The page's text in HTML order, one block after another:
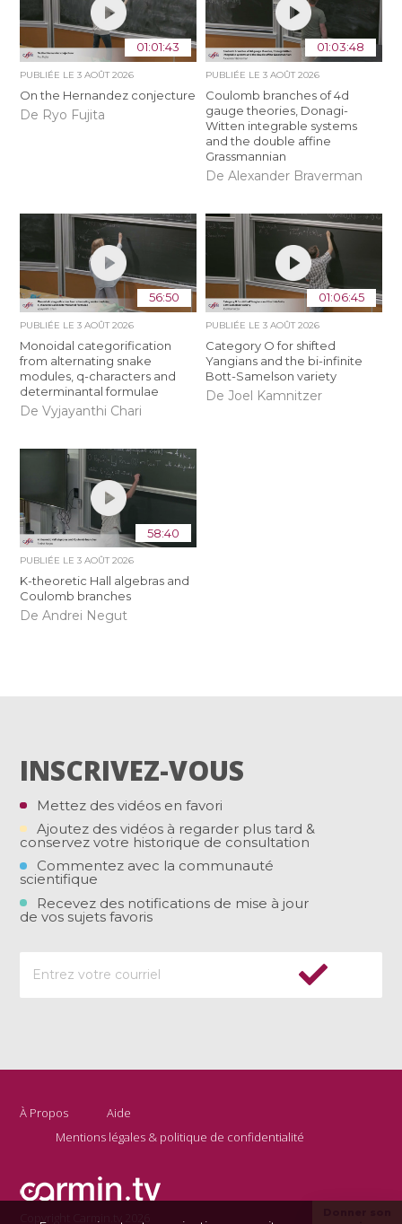
01:01:43
PUBLIÉE LE3 AOÛT 2026
On the Hernandez conjecture
De Ryo Fujita
01:03:48
PUBLIÉE LE 3 AOÛT 2026
Coulomb branches of 4d
gauge theories, Donagi-
Witten integrable systems
and the double affine
Grassmannian
De Alexander Braverman
56:50
PUBLIÉE LE3 AOÛT 2026
Monoidal categorification
from alternating snake
modules, q-characters and
determinantal formulae
De Vyjayanthi Chari
01:06:45
PUBLIÉE LE 3 AOÛT 2026
Category O for shifted
Yangians and the bi-infinite
Bott-Samelson variety
De Joel Kamnitzer
58:40
PUBLIÉE LE3 AOÛT 2026
K-theoretic Hall algebras and
Coulomb branches
De Andrei Negut
INSCRIVEZ-VOUS
Mettez des vidéos en favori
Ajoutez des vidéos à regarder plus tard &
conservez votre historique de consultation
Commentez avec la communauté
scientifique
Recevez des notifications de mise à jour
de vos sujets favoris
À Propos
Aide
Mentions légales & politique de confidentialité
Copyright Carmin.tv 2026